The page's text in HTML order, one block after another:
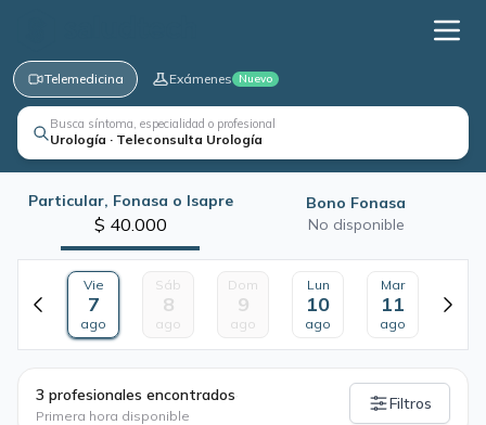
Telemedicina Exámenes Nuevo
Busca síntoma, especialidad o profesional
Urología · Teleconsulta Urología
Particular, Fonasa o Isapre
$ 40.000
Bono Fonasa
No disponible
Vie
7
ago
Sáb
8
ago
Dom
9
ago
Lun
10
ago
Mar
11
ago
3 profesionales encontrados
Primera hora disponible
Filtros